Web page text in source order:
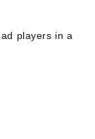
players in a